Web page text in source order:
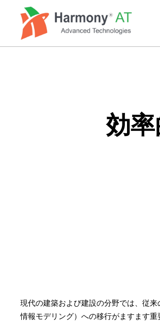
効
現代の建築および建設の分野では、従
情報モデリング）への移行がますます